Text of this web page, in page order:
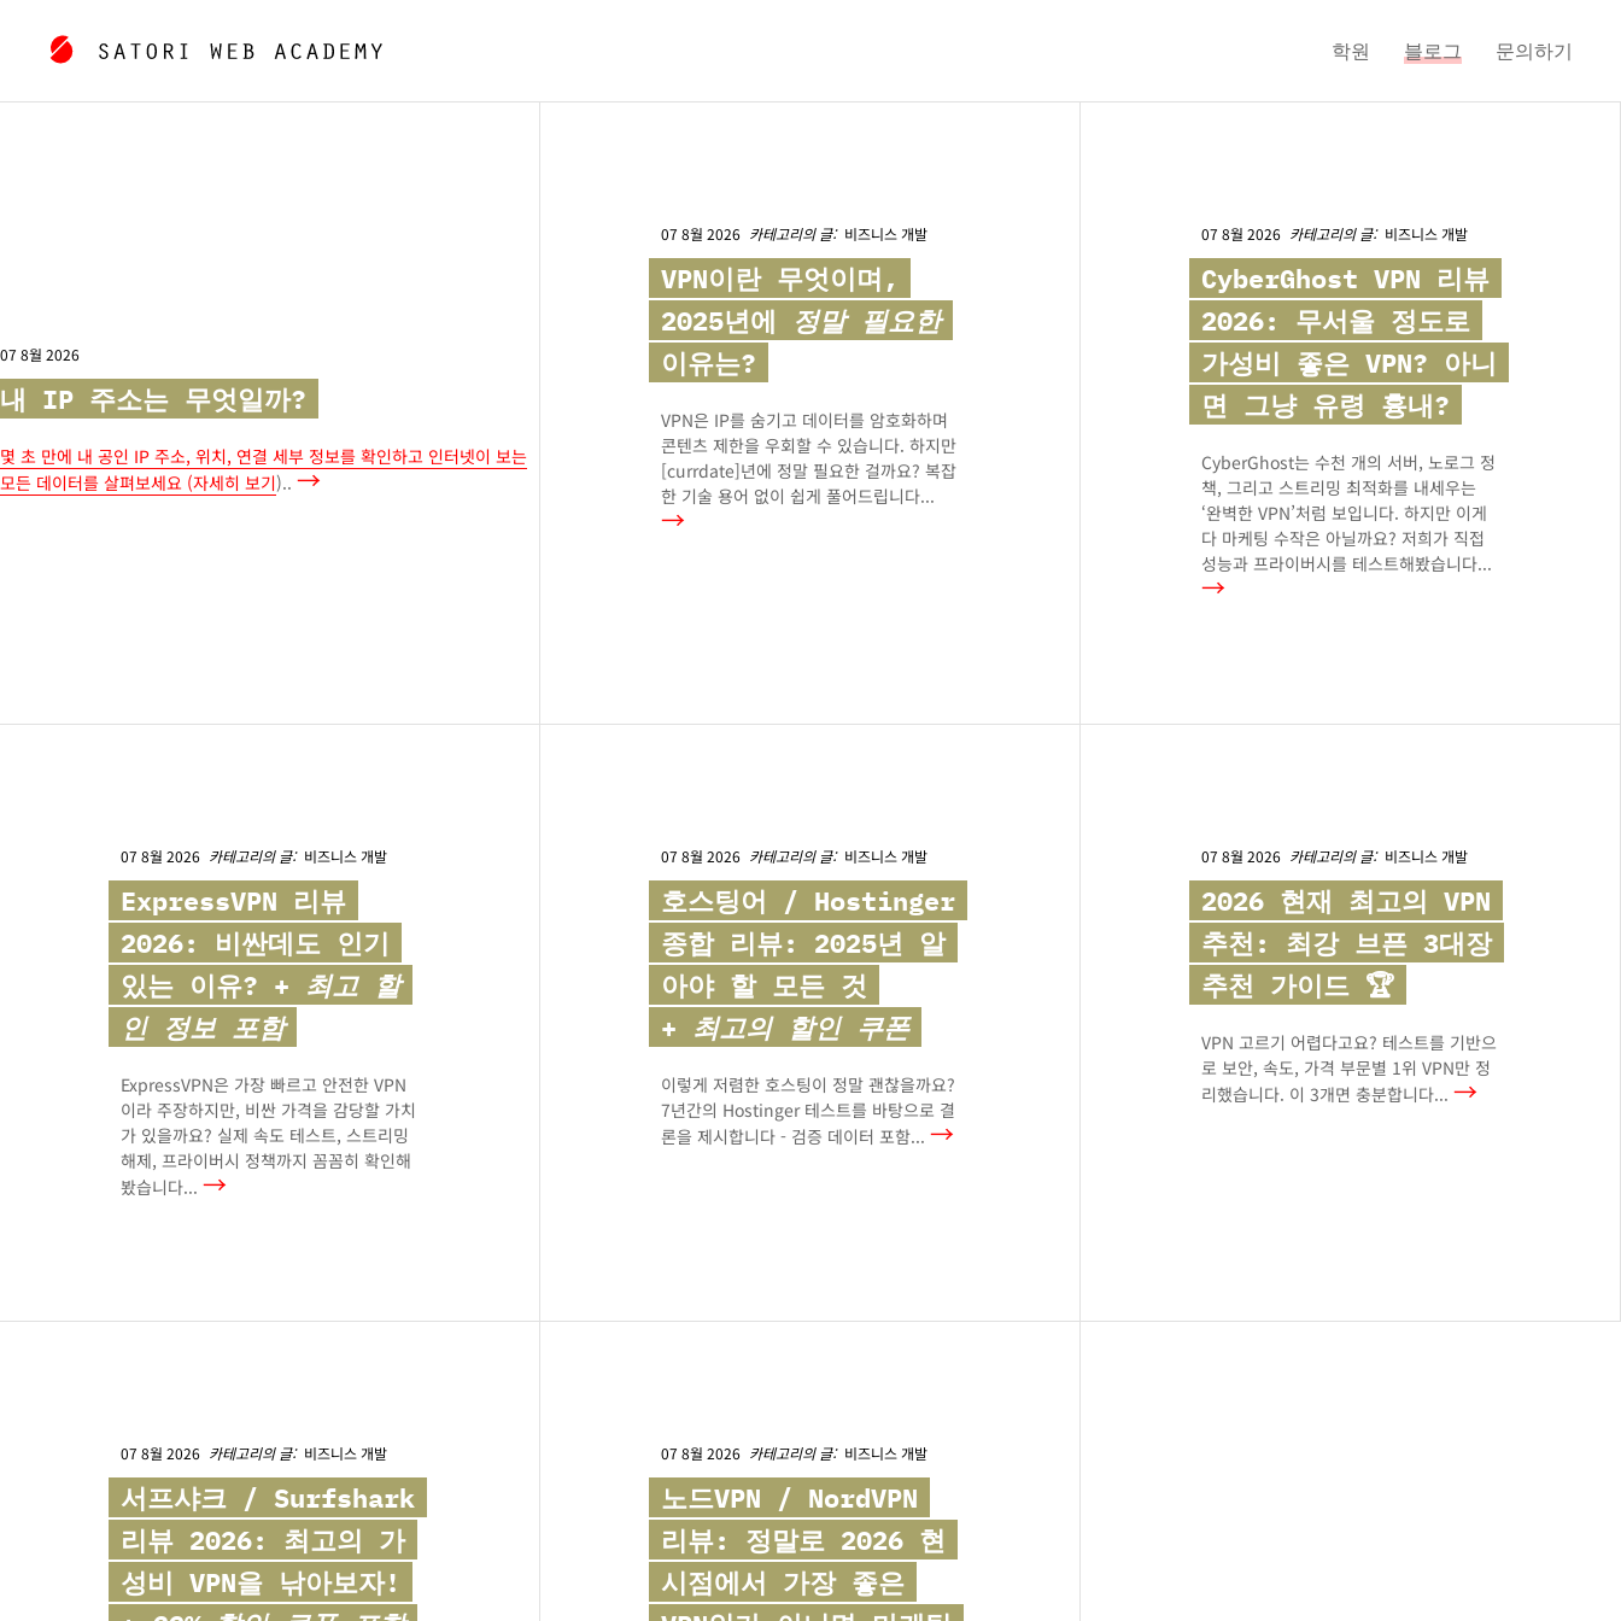
학원 블로그 문의하기
07 8월 2026
내 IP 주소는 무엇일까?
몇 초 만에 내 공인 IP 주소, 위치, 연결 세부 정보를 확인하고 인터넷이 보는
모든 데이터를 살펴보세요 (자세히 보기).. →
07 8월 2026 카테고리의 글: 비즈니스 개발
VPN이란 무엇이며,
2025년에
정말 필요한
이유는?
VPN은 IP를 숨기고 데이터를 암호화하며
콘텐츠 제한을 우회할 수 있습니다. 하지만
[currdate]년에 정말 필요한 걸까요? 복잡
한 기술 용어 없이 쉽게 풀어드립니다...
→
07 8월 2026 카테고리의 글: 비즈니스 개발
CyberGhost VPN 리뷰
2026: 무서울 정도로
가성비 좋은 VPN? 아니
면 그냥 유령 흉내?
CyberGhost는 수천 개의 서버, 노로그 정
책, 그리고 스트리밍 최적화를 내세우는
‘완벽한 VPN’처럼 보입니다. 하지만 이게
다 마케팅 수작은 아닐까요? 저희가 직접
성능과 프라이버시를 테스트해봤습니다...
→
07 8월 2026 카테고리의 글: 비즈니스 개발
ExpressVPN 리뷰
2026: 비싼데도 인기
있는 이유? + 최고 할
인 정보 포함
ExpressVPN은 가장 빠르고 안전한 VPN
이라 주장하지만, 비싼 가격을 감당할 가치
가 있을까요? 실제 속도 테스트, 스트리밍
해제, 프라이버시 정책까지 꼼꼼히 확인해
봤습니다... →
07 8월 2026 카테고리의 글: 비즈니스 개발
호스팅어 / Hostinger
종합 리뷰: 2025년 알
아야 할 모든 것
+ 최고의 할인 쿠폰
이렇게 저렴한 호스팅이 정말 괜찮을까요?
7년간의 Hostinger 테스트를 바탕으로 결
론을 제시합니다 - 검증 데이터 포함... →
07 8월 2026 카테고리의 글: 비즈니스 개발
2026 현재 최고의 VPN
추천: 최강 브픈 3대장
추천 가이드 🏆
VPN 고르기 어렵다고요? 테스트를 기반으
로 보안, 속도, 가격 부문별 1위 VPN만 정
리했습니다. 이 3개면 충분합니다... →
07 8월 2026 카테고리의 글: 비즈니스 개발
서프샤크 / Surfshark
리뷰 2026: 최고의 가
성비 VPN을 낚아보자!
07 8월 2026 카테고리의 글: 비즈니스 개발
노드VPN / NordVPN
리뷰: 정말로 2026 현
시점에서 가장 좋은